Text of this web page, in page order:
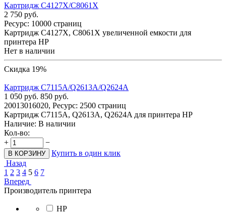
Картридж C4127X/C8061X
2 750 руб.
Ресурс: 10000 страниц
Картридж C4127X, C8061X увеличенной емкости для
принтера HP
Нет в наличии
Скидка 19%
Картридж C7115A/Q2613A/Q2624A
1 050 руб. 850 руб.
20013016020, Ресурс: 2500 страниц
Картридж C7115A, Q2613A, Q2624A для принтера HP
Наличие: В наличии
Кол-во:
+
−
В КОРЗИНУ
Купить в один клик
Назад
1 2 3 4 5 6 7
Вперед
Производитель принтера
HP